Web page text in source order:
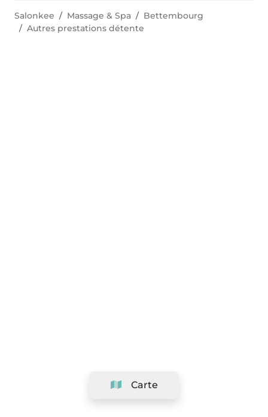
Carte
Salonkee Massage & Spa
Bettembourg
Autres prestations détente